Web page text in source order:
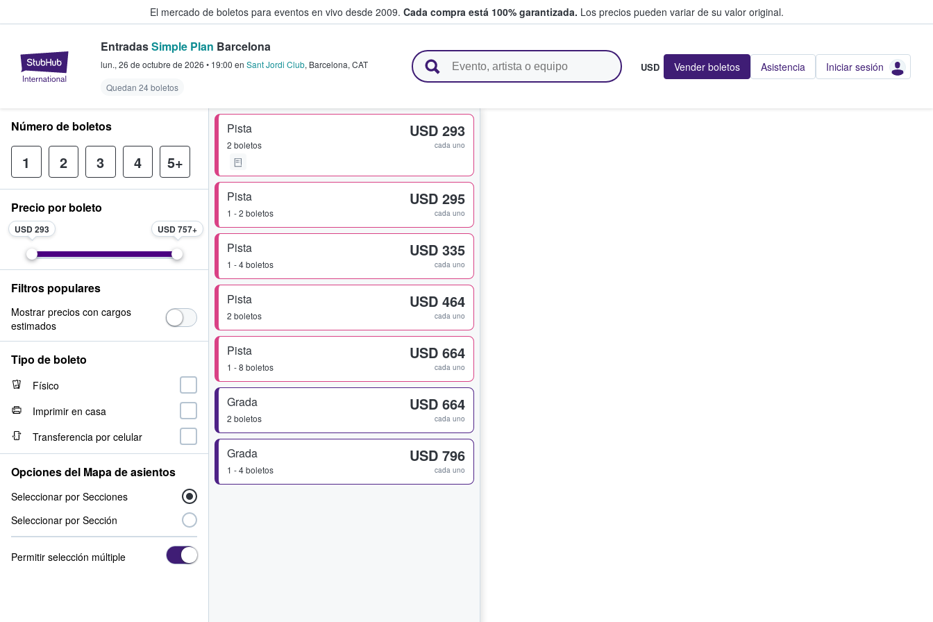
El mercado de boletos para eventos en vivo desde 2009. Cada compra está 100% garantizada. Los precios pueden variar de su valor original.
StubHub: donde los fans compran y venden boletos
EntradasSimple Plan Barcelona
lun., 26 de octubre de 2026 • 19:00 en Sant Jordi Club, Barcelona, CAT
Quedan 24 boletos
USD Vender boletos Asistencia Iniciar sesión
Pista
2 boletos
USD 293
cada uno
Pista
1 - 2 boletos
USD 295
cada uno
Pista
1 - 4 boletos
USD 335
cada uno
Pista
2 boletos
USD 464
cada uno
Pista
1 - 8 boletos
USD 664
cada uno
Grada
2 boletos
USD 664
cada uno
Grada
1 - 4 boletos
USD 796
cada uno
Número de boletos
1 2 3 4 5+
Precio por boleto
USD 293 USD 757
Filtros populares
Mostrar precios con cargos
estimados
Tipo de boleto
Físico
Imprimir en casa
Transferencia por celular
Opciones del Mapa de asientos
Seleccionar por Secciones
Seleccionar por Sección
Permitir selección múltiple